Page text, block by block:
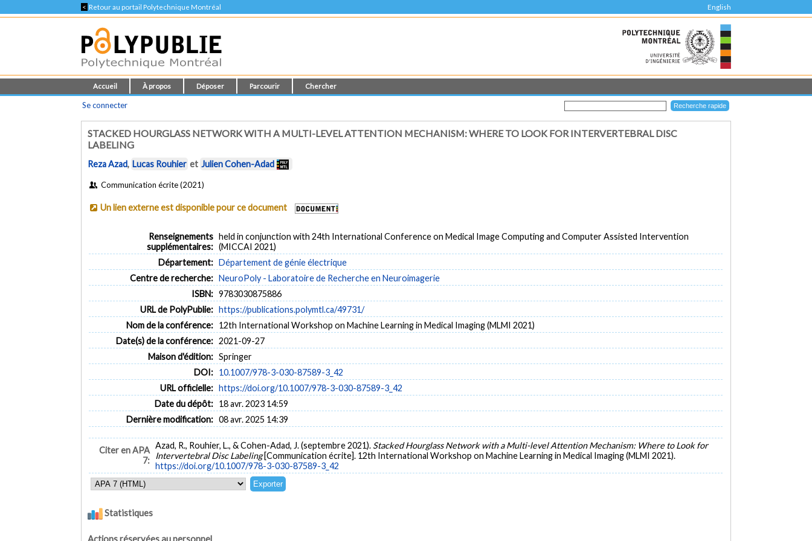
< Retour au portail Polytechnique Montréal English
Accueil À propos Déposer Parcourir Chercher
Se connecter
STACKED HOURGLASS NETWORK WITH A MULTI-LEVEL ATTENTION MECHANISM: WHERE TO LOOK FOR INTERVERTEBRAL DISC
LABELING
Reza Azad, Lucas Rouhier et Julien Cohen-Adad
Communication écrite (2021)
Un lien externe est disponible pour ce document
Renseignements
supplémentaires:
held in conjunction with 24th International Conference on Medical Image Computing and Computer Assisted Intervention
(MICCAI 2021)
Département: Département de génie électrique
Centre de recherche: NeuroPoly - Laboratoire de Recherche en Neuroimagerie
ISBN: 9783030875886
URL de PolyPublie: https://publications.polymtl.ca/49731/
Nom de la conférence: 12th International Workshop on Machine Learning in Medical Imaging (MLMI 2021)
Date(s) de la conférence: 2021-09-27
Maison d'édition: Springer
DOI: 10.1007/978-3-030-87589-3_42
URL officielle: https://doi.org/10.1007/978-3-030-87589-3_42
Date du dépôt: 18 avr. 2023 14:59
Dernière modification: 08 avr. 2025 14:39
Citer en APA
7:
Azad, R., Rouhier, L., & Cohen-Adad, J. (septembre 2021). Stacked Hourglass Network with a Multi-level Attention Mechanism: Where to Look for
Intervertebral Disc Labeling[Communication écrite]. 12th International Workshop on Machine Learning in Medical Imaging (MLMI 2021).
https://doi.org/10.1007/978-3-030-87589-3_42
Statistiques
Actions réservées au personnel